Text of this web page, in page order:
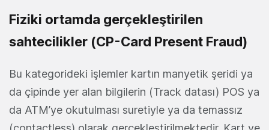
Fiziki ortamda gerçekleştirilen
sahtecilikler (CP-Card Present Fraud)
Bu kategorideki işlemler kartın manyetik şeridi ya
da çipinde yer alan bilgilerin (Track datası) POS ya
da ATM’ye okutulması suretiyle ya da temassız